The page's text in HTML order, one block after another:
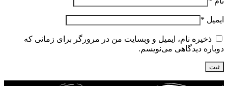
ایمیل *
ذخیره نام، ایمیل و وبسایت من در مرورگر برای زمانی که
دوباره دیدگاهی می‌نویسم.